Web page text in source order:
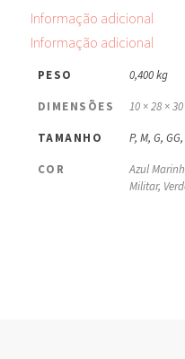
Informação adicional
Informação adicional
PESO
0,400 kg
DIMENSÕES
10 × 28 ×
TAMANHO
P, M, G,
COR
Azul
Militar,